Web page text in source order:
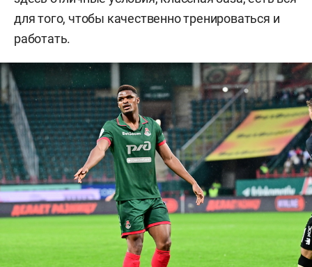
для того, чтобы качественно тренироваться и
работать.